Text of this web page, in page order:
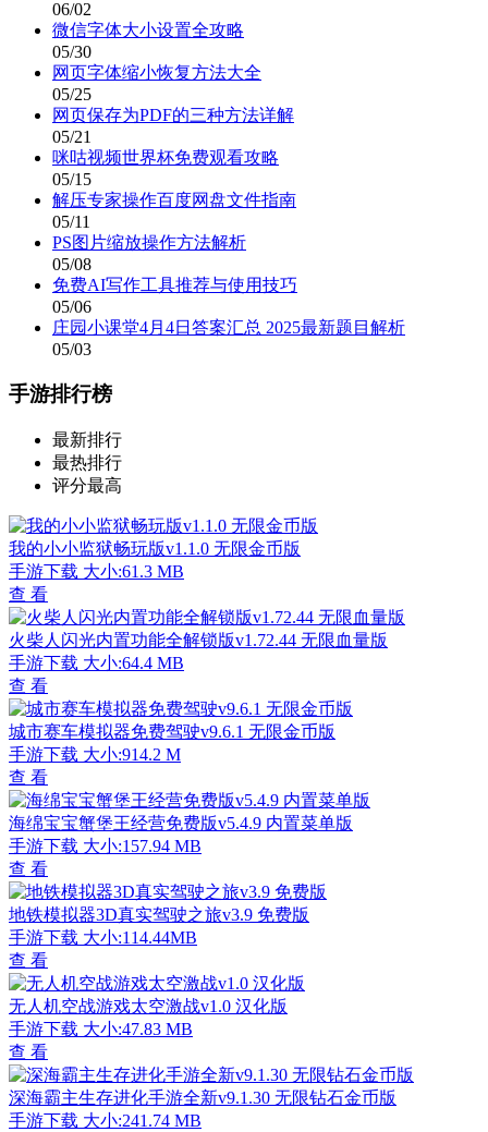
06/02
微信字体大小设置全攻略
05/30
网页字体缩小恢复方法大全
05/25
网页保存为PDF的三种方法详解
05/21
咪咕视频世界杯免费观看攻略
05/15
解压专家操作百度网盘文件指南
05/11
PS图片缩放操作方法解析
05/08
免费AI写作工具推荐与使用技巧
05/06
庄园小课堂4月4日答案汇总 2025最新题目解析
05/03
手游排行榜
最新排行
最热排行
评分最高
我的小小监狱畅玩版v1.1.0 无限金币版
手游下载 大小:61.3 MB
查 看
火柴人闪光内置功能全解锁版v1.72.44 无限血量版
手游下载 大小:64.4 MB
查 看
城市赛车模拟器免费驾驶v9.6.1 无限金币版
手游下载 大小:914.2 M
查 看
海绵宝宝蟹堡王经营免费版v5.4.9 内置菜单版
手游下载 大小:157.94 MB
查 看
地铁模拟器3D真实驾驶之旅v3.9 免费版
手游下载 大小:114.44MB
查 看
无人机空战游戏太空激战v1.0 汉化版
手游下载 大小:47.83 MB
查 看
深海霸主生存进化手游全新v9.1.30 无限钻石金币版
手游下载 大小:241.74 MB